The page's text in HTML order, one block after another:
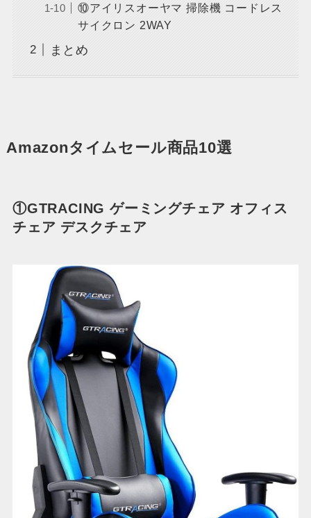
⑩アイリスオーヤマ 掃除機 コードレス
サイクロン 2WAY
まとめ
Amazonタイムセール商品10選
①GTRACING ゲーミングチェア オフィス
チェア デスクチェア